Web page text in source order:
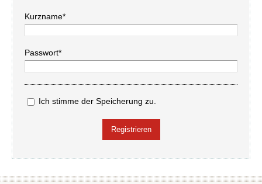
Kurzname*
Passwort*
Ich stimme der Speicherung zu.